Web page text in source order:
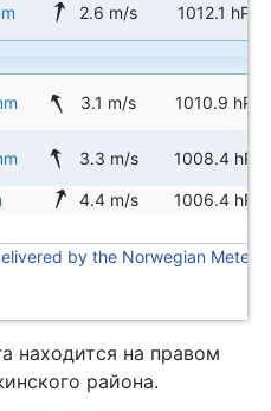
2.6 m/s 1012.1 hPa
3.1 m/s 1010.9 hPa
3.3 m/s 1008.4 hPa
4.4 m/s 1006.4 hPa
by the Norwegian
находится на правом
района.